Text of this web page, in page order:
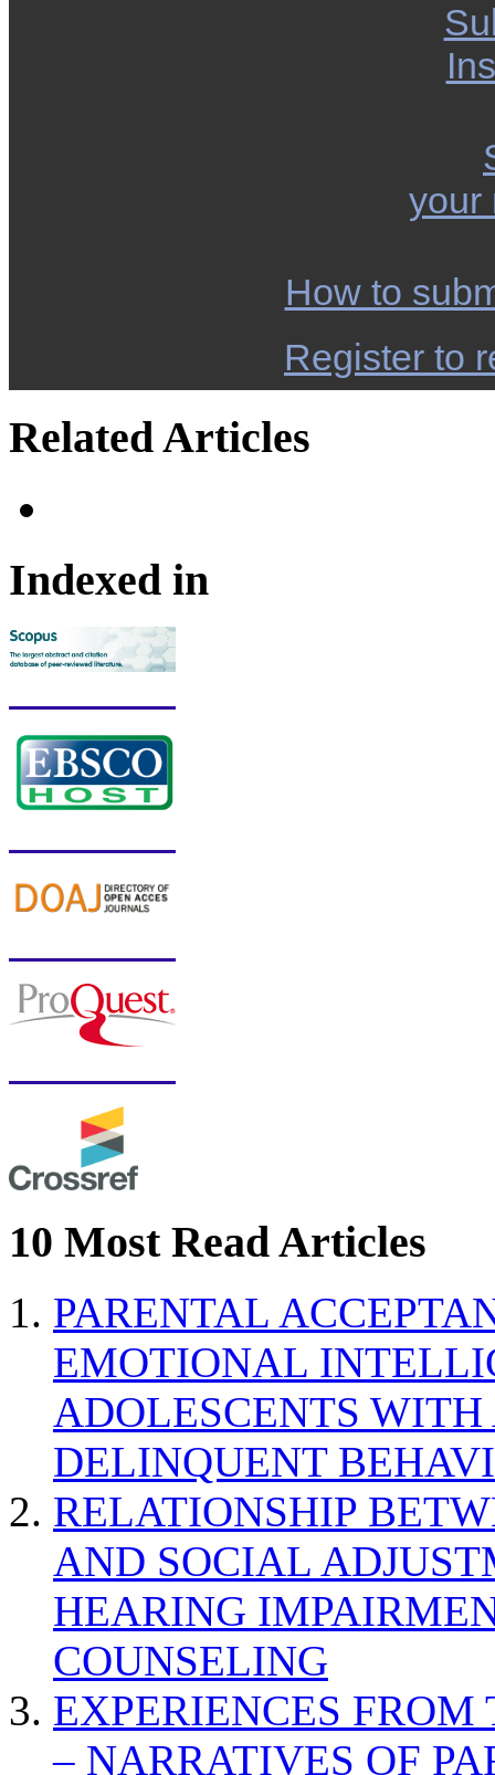
your
How to
Register to
Related Articles
Indexed in
10 Most Read Articles
PARENTAL
EMOTIONAL
ADOLESCENTS
DELINQUENT
RELATIONSHIP
AND SOCIAL
HEARING
COUNSELING
EXPERIENCES
– NARRATIVES OF